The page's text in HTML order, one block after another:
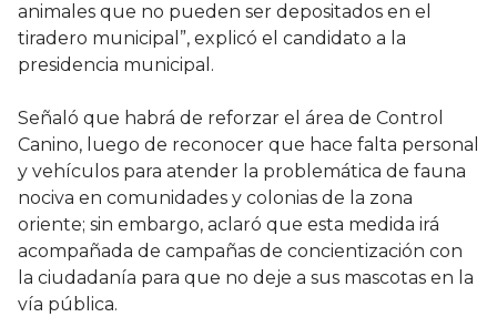
animales que no pueden ser depositados en el
tiradero municipal”, explicó el candidato a la
presidencia municipal.
Señaló que habrá de reforzar el área de Control
Canino, luego de reconocer que hace falta personal
y vehículos para atender la problemática de fauna
nociva en comunidades y colonias de la zona
oriente; sin embargo, aclaró que esta medida irá
acompañada de campañas de concientización con
la ciudadanía para que no deje a sus mascotas en la
vía pública.